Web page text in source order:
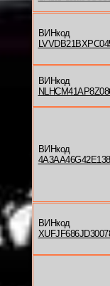
ВИНкод
ВИНкод
ВИНкод
ВИНкод